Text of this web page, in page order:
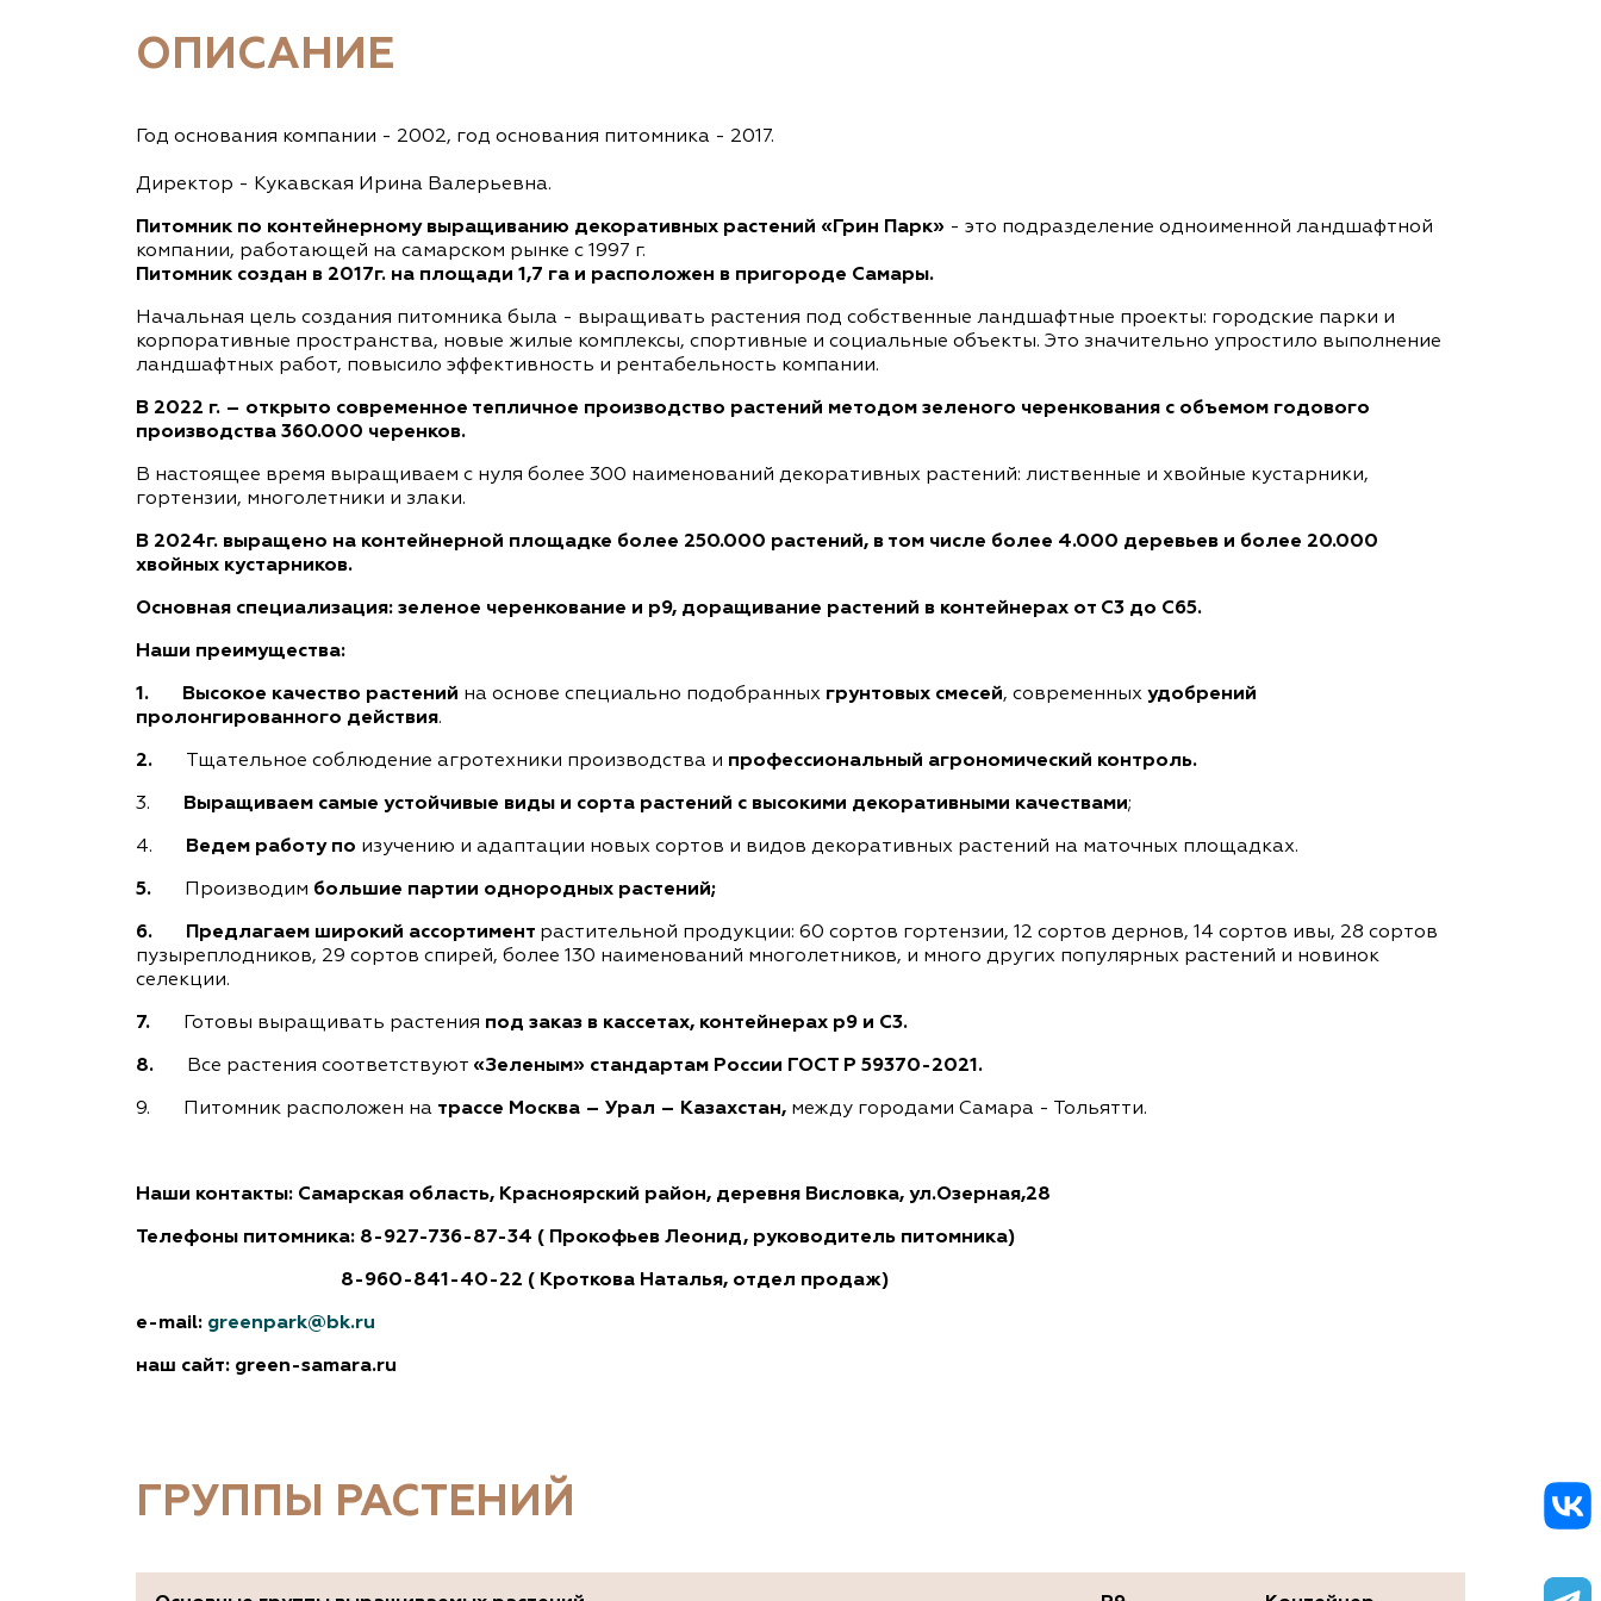
ОПИСАНИЕ
Год основания компании - 2002, год основания питомника - 2017.
Директор - Кукавская Ирина Валерьевна.
Питомник по контейнерному выращиванию декоративных растений «Грин Парк» - это подразделение одноименной ландшафтной
компании, работающей на самарском рынке с 1997 г.
Питомник создан в 2017г. на площади 1,7 га и расположен в пригороде Самары.
Начальная цель создания питомника была - выращивать растения под собственные ландшафтные проекты: городские парки и
корпоративные пространства, новые жилые комплексы, спортивные и социальные объекты. Это значительно упростило выполнение
ландшафтных работ, повысило эффективность и рентабельность компании.
В 2022 г. – открыто современное тепличное производство растений методом зеленого черенкования с объемом годового
производства 360.000 черенков.
В настоящее время выращиваем с нуля более 300 наименований декоративных растений: лиственные и хвойные кустарники,
гортензии, многолетники и злаки.
В 2024г. выращено на контейнерной площадке более 250.000 растений, в том числе более 4.000 деревьев и более 20.000
хвойных кустарников.
Основная специализация: зеленое черенкование и р9, доращивание растений в контейнерах от С3 до С65.
Наши преимущества:
1. Высокое качество растений на основе специально подобранных грунтовых смесей, современных удобрений
пролонгированного действия.
2. Тщательное соблюдение агротехники производства и профессиональный агрономический контроль.
3. Выращиваем самые устойчивые виды и сорта растений с высокими декоративными качествами;
4. Ведем работу по изучению и адаптации новых сортов и видов декоративных растений на маточных площадках.
5. Производим большие партии однородных растений;
6. Предлагаем широкий ассортимент растительной продукции: 60 сортов гортензии, 12 сортов дернов, 14 сортов ивы, 28 сортов
пузыреплодников, 29 сортов спирей, более 130 наименований многолетников, и много других популярных растений и новинок
селекции.
7. Готовы выращивать растения под заказ в кассетах, контейнерах р9 и С3.
8. Все растения соответствуют «Зеленым» стандартам России ГОСТ Р 59370-2021.
9. Питомник расположен на трассе Москва – Урал – Казахстан, между городами Самара - Тольятти.
Наши контакты: Самарская область, Красноярский район, деревня Висловка, ул.Озерная,28
Телефоны питомника: 8-927-736-87-34 ( Прокофьев Леонид, руководитель питомника)
8-960-841-40-22 ( Кроткова Наталья, отдел продаж)
e-mail: greenpark@bk.ru
наш сайт: green-samara.ru
ГРУППЫ РАСТЕНИЙ